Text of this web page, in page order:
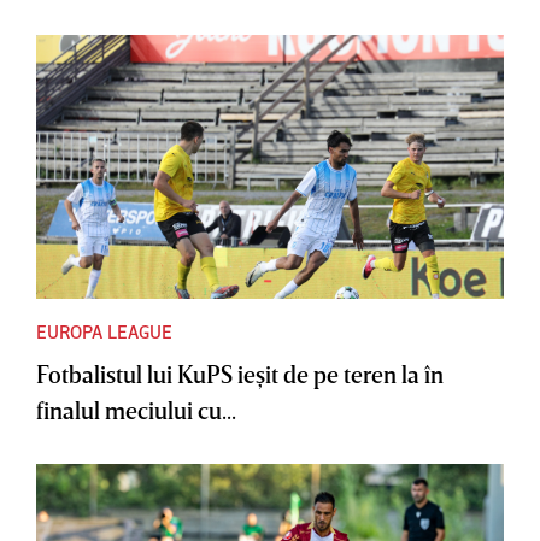
EUROPA LEAGUE
Fotbalistul lui KuPS ieşit de pe teren la în
finalul meciului cu...